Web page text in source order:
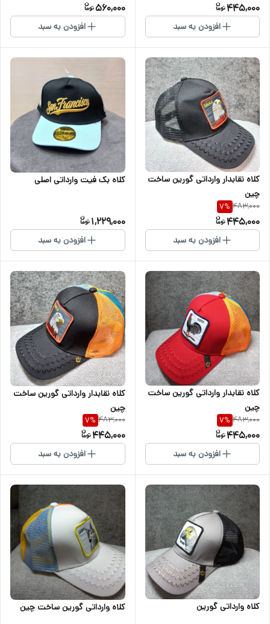
445,000
افزودن به سبد
560,000
افزودن به سبد
کلاه نقابدار وارداتی گورین ساخت
چین
483,000
7%
445,000
افزودن به سبد
کلاه بک فیت وارداتی اصلی
1,229,000
افزودن به سبد
کلاه نقابدار وارداتی گورین ساخت
چین
483,000
7%
445,000
افزودن به سبد
کلاه نقابدار وارداتی گورین ساخت
چین
483,000
7%
445,000
افزودن به سبد
کلاه وارداتی گورین کلاه وارداتی گورین ساخت چین